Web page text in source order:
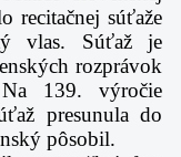
recitačnej súťaže
vlas. Súťaž je
rozprávok
Na 139. výročie
presunula do
pôsobil.